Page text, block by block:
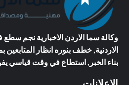
وكالة سما الاردن الاخباريةنجم سطع
الاردنية, خطف بنوره انظار
بناء الخبر, استطاع في وقت قياسي